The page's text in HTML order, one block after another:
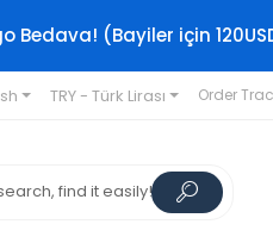
Bedava! (Bayiler için
TRY - Türk Lirası Order